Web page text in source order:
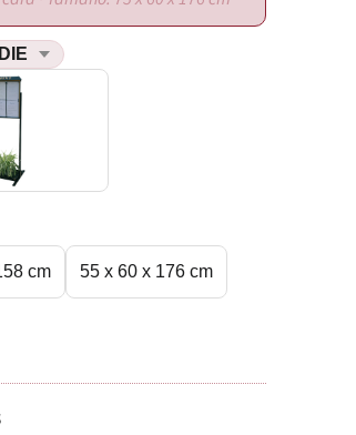
cm 55 x 60 x 176 cm